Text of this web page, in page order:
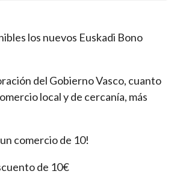
los nuevos Euskadi Bono
del Gobierno Vasco, cuanto
local y de cercanía, más
comercio de 10!
de 10€